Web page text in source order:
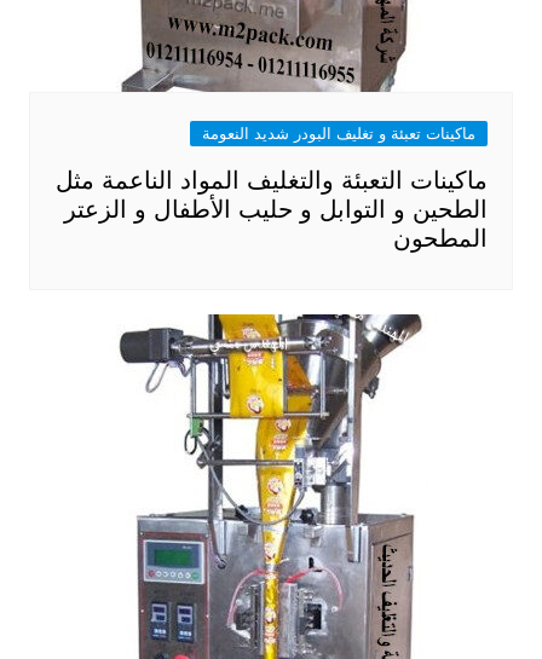
ماكينات تعبئة و تغليف البودر شديد النعومة
ماكينات التعبئة والتغليف المواد الناعمة مثل
الطحين و التوابل و حليب الأطفال و الزعتر
المطحون